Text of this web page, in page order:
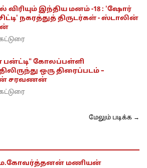
விரியும் இந்திய மனம் -18 : 'ஷோர்
நகரத்துத் திருடர்கள் - ஸ்டாலின்
பன்ட்டி" கோலப்பள்ளி
ஒரு திரைப்படம் –
சரவணன்
மேலும் படிக்க →
மணியன்